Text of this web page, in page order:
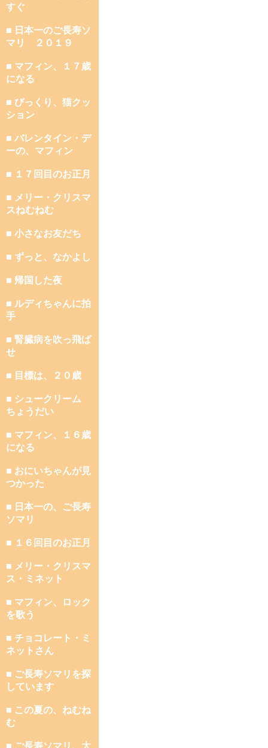
すぐ
■ 日本一のご長寿ソ
マリ ２０１９
■ マフィン、１７歳
になる
■ びっくり、猫クッ
ション
■ バレンタイン・デ
ーの、マフィン
■ １７回目のお正月
■ メリー・クリスマ
スねむねむ
■ 小さなお友だち
■ ずっと、なかよし
■ 帰国した夜
■ ルディちゃんに拍
手
■ 腎臓病を吹っ飛ば
せ
■ 目標は、２０歳
■ シュークリーム
ちょうだい
■ マフィン、１６歳
になる
■ おにいちゃんが見
つかった
■ 日本一の、ご長寿
ソマリ
■ １６回目のお正月
■ メリー・クリスマ
ス・ミネット
■ マフィン、ロック
を歌う
■ チョコレート・ミ
ネットさん
■ ご長寿ソマリを探
しています
■ この夏の、ねむね
む
■ ご長寿ソマリ、大